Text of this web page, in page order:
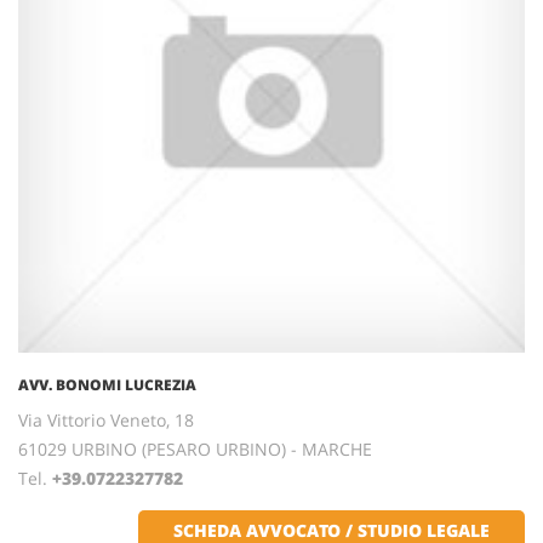
AVV. BONOMI LUCREZIA
Via Vittorio Veneto, 18
61029 URBINO (PESARO URBINO) - MARCHE
Tel. +39.0722327782
SCHEDA AVVOCATO / STUDIO LEGALE